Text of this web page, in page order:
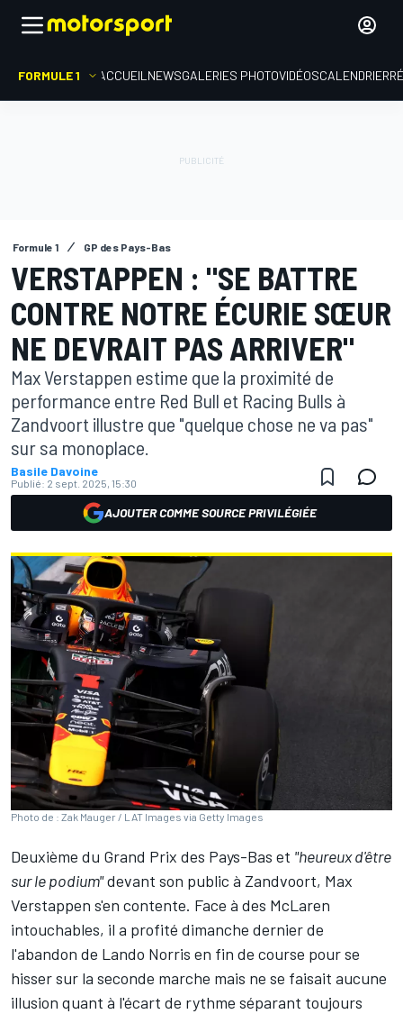
FORMULE 1 ACCUEIL NEWSGALERIES PHOTOVIDÉOSCALENDRIER
Formule 1 GP des Pays-Bas
VERSTAPPEN : "SE BATTRE
CONTRE NOTRE ÉCURIE SŒUR
NE DEVRAIT PAS ARRIVER"
Max Verstappen estime que la proximité de
performance entre Red Bull et Racing Bulls à
Zandvoort illustre que "quelque chose ne va pas"
sur sa monoplace.
Basile Davoine
Publié: 2 sept. 2025, 15:30
AJOUTER COMME SOURCE PRIVILÉGIÉE
Photo de : Zak Mauger / LAT Images via Getty Images
Deuxième du Grand Prix des Pays-Bas et "heureux d'être
sur le podium"devant son public à Zandvoort, Max
Verstappen s'en contente. Face à des McLaren
intouchables, il a profité dimanche dernier de
l'abandon de Lando Norris en fin de course pour se
hisser sur la seconde marche mais ne se faisait aucune
illusion quant à l'écart de rythme séparant toujours